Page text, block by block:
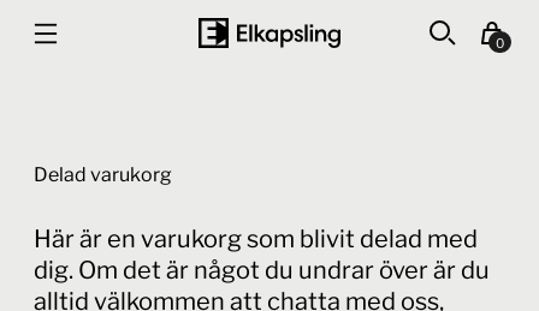
0
Delad varukorg
Här är en varukorg som blivit delad med
dig. Om det är något du undrar över är du
alltid välkommen att chatta med oss,